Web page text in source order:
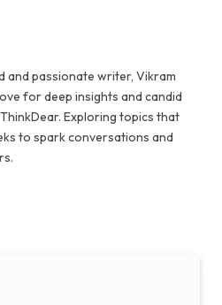
and passionate writer, Vikram
for deep insights and candid
Exploring topics that
to spark conversations and